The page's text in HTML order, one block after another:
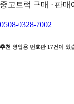
중고트럭 구매 · 판
0508-0328-7002
추천 영업용 번호판 17건이 있